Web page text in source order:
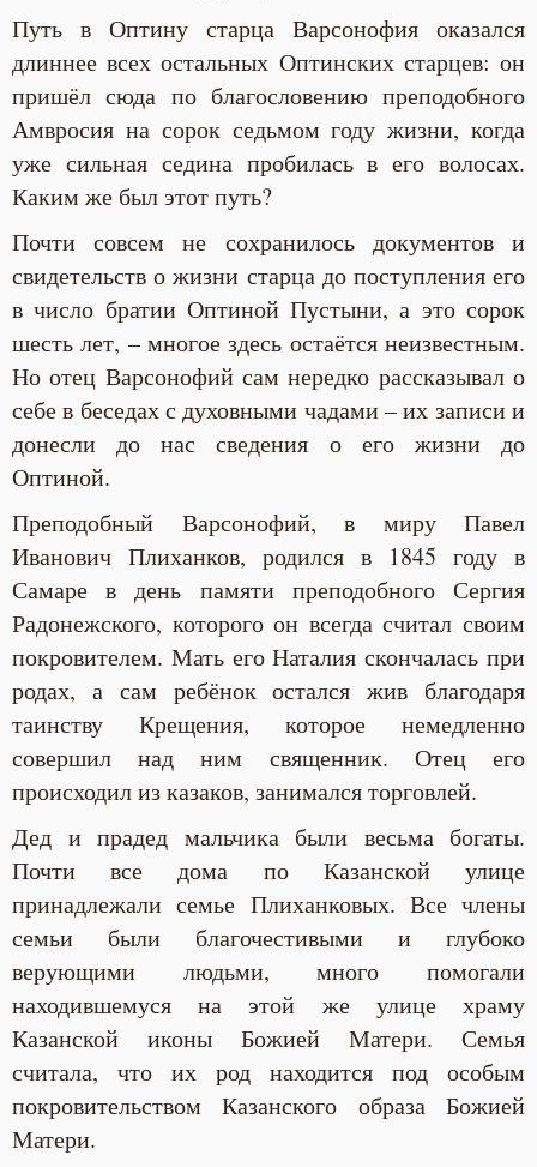
Путь в Оптину старца Варсонофия оказался
длиннее всех остальных Оптинских старцев: он
пришёл сюда по благословению преподобного
Амвросия на сорок седьмом году жизни, когда
уже сильная седина пробилась в его волосах.
Каким же был этот путь?
Почти совсем не сохранилось документов и
свидетельств о жизни старца до поступления его
в число братии Оптиной Пустыни, а это сорок
шесть лет, – многое здесь остаётся неизвестным.
Но отец Варсонофий сам нередко рассказывал о
себе в беседах с духовными чадами – их записи и
донесли до нас сведения о его жизни до
Оптиной.
Преподобный Варсонофий, в миру Павел
Иванович Плиханков, родился в 1845 году в
Самаре в день памяти преподобного Сергия
Радонежского, которого он всегда считал своим
покровителем. Мать его Наталия скончалась при
родах, а сам ребёнок остался жив благодаря
таинству Крещения, которое немедленно
совершил над ним священник. Отец его
происходил из казаков, занимался торговлей.
Дед и прадед мальчика были весьма богаты.
Почти все дома по Казанской улице
принадлежали семье Плиханковых. Все члены
семьи были благочестивыми и глубоко
верующими людьми, много помогали
находившемуся на этой же улице храму
Казанской иконы Божией Матери. Семья
считала, что их род находится под особым
покровительством Казанского образа Божией
Матери.